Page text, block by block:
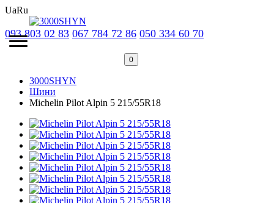
UaRu
093 803 02 83 067 784 72 86 050 334 60 70
0
3000SHYN
Шини
Michelin Pilot Alpin 5 215/55R18